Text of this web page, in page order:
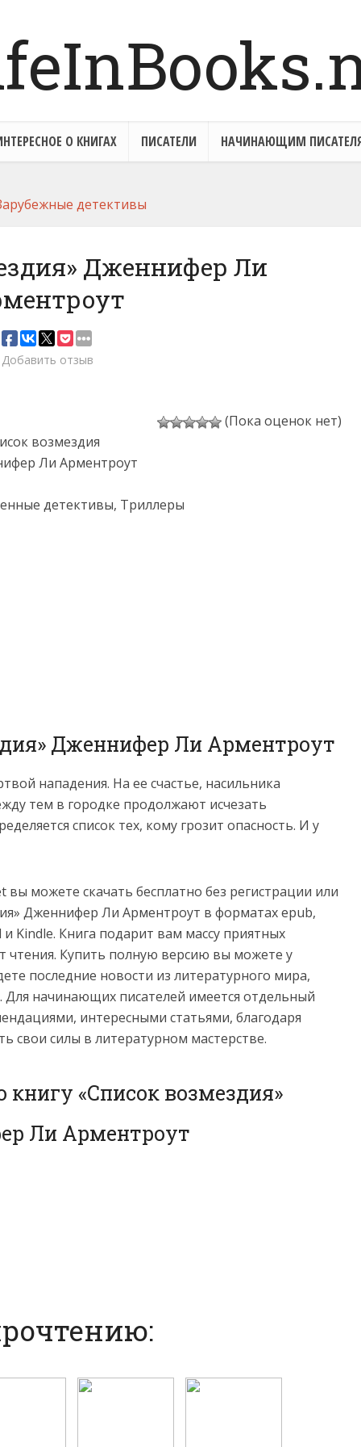
О КНИГАХ ПИСАТЕЛИ НАЧИНАЮЩИМ
детективы
Дженнифер Ли
Добавить отзыв
(Пока оценок нет)
возмездия
Ли Арментроут
детективы, Триллеры
Дженнифер Ли Арментроут
нападения. На ее счастье, насильника
тем в городке продолжают исчезать
список тех, кому грозит опасность. И у
можете скачать бесплатно без регистрации или
Дженнифер Ли Арментроут в форматах epub,
Kindle. Книга подарит вам массу приятных
чтения. Купить полную версию вы можете у
последние новости из литературного мира,
начинающих писателей имеется отдельный
интересными статьями, благодаря
свои силы в литературном мастерстве.
книгу «Список возмездия»
Ли Арментроут